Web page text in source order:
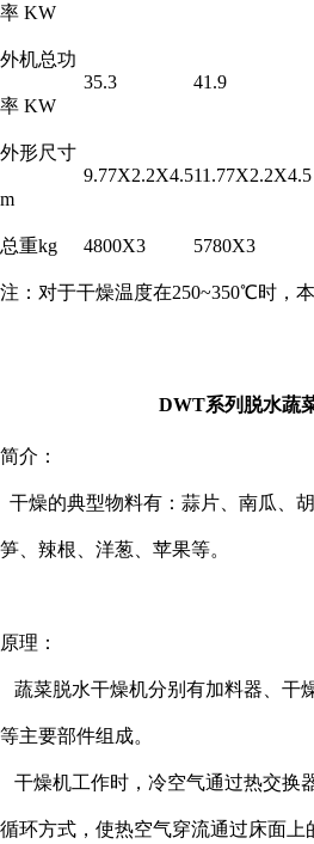
率 KW
外机总功
率 KW
35.3 41.9
外形尺寸
m
9.77X2.2X4.511.77X2.2X4.5
总重kg 4800X3 5780X3
注：对于干燥温度在250~350℃时，
DWT系列脱水蔬
简介：
干燥的典型物料有：蒜片、南瓜、
笋、辣根、洋葱、苹果等。
原理：
蔬菜脱水干燥机分别有加料器、干
等主要部件组成。
干燥机工作时，冷空气通过热交换
循环方式，使热空气穿流通过床面